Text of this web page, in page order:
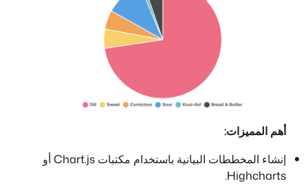
أهم المميزات:
إنشاء المخططات البيانية باستخدام مكتبات Chart.js أو
Highcharts.